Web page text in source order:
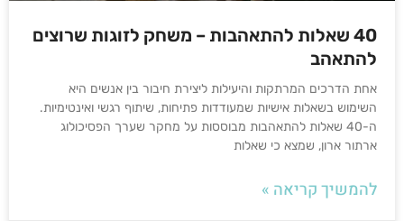
40 שאלות להתאהבות – משחק לזוגות שרוצים
להתאהב
אחת הדרכים המרתקות והיעילות ליצירת חיבור בין אנשים היא
השימוש בשאלות אישיות שמעודדות פתיחות, שיתוף רגשי ואינטימיות.
ה-40 שאלות להתאהבות מבוססות על מחקר שערך הפסיכולוג
ארתור ארון, שמצא כי שאלות
להמשיך קריאה »